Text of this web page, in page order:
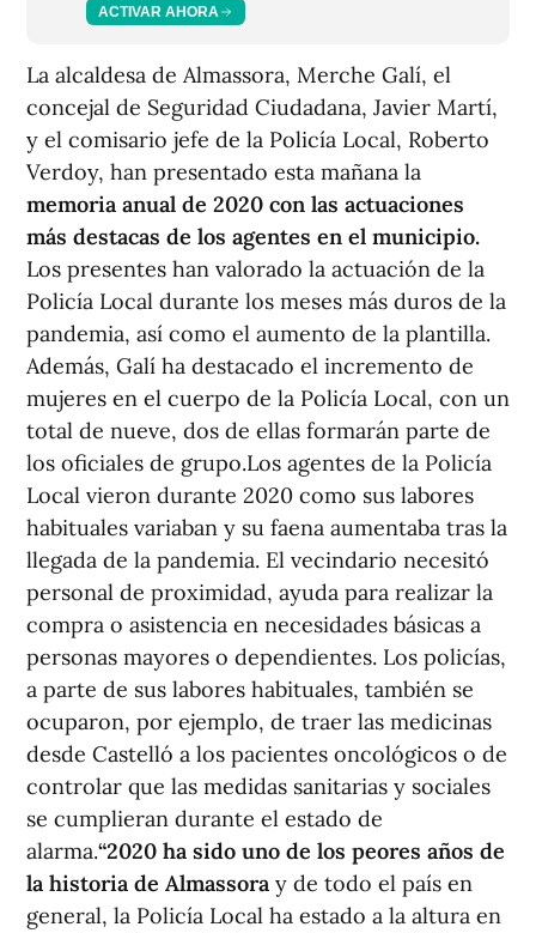
ACTIVAR AHORA
La alcaldesa de Almassora, Merche Galí, el
concejal de Seguridad Ciudadana, Javier Martí,
y el comisario jefe de la Policía Local, Roberto
Verdoy, han presentado esta mañana la
memoria anual de 2020 con las actuaciones
más destacas de los agentes en el municipio.
Los presentes han valorado la actuación de la
Policía Local durante los meses más duros de la
pandemia, así como el aumento de la plantilla.
Además, Galí ha destacado el incremento de
mujeres en el cuerpo de la Policía Local, con un
total de nueve, dos de ellas formarán parte de
los oficiales de grupo.Los agentes de la Policía
Local vieron durante 2020 como sus labores
habituales variaban y su faena aumentaba tras la
llegada de la pandemia. El vecindario necesitó
personal de proximidad, ayuda para realizar la
compra o asistencia en necesidades básicas a
personas mayores o dependientes. Los policías,
a parte de sus labores habituales, también se
ocuparon, por ejemplo, de traer las medicinas
desde Castelló a los pacientes oncológicos o de
controlar que las medidas sanitarias y sociales
se cumplieran durante el estado de
alarma.“2020 ha sido uno de los peores años de
la historia de Almassora y de todo el país en
general, la Policía Local ha estado a la altura en